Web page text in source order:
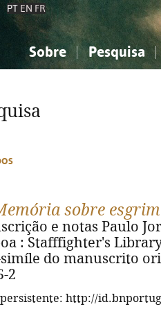
PT EN FR
Sobre Pesquisa
Ciências sociais...
Ciências sociais...
sobre
e notas Paulo
: Stafffighter's
do manuscrito
2
http://